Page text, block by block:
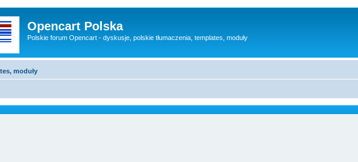
Opencart Polska
Polskie forum Opencart - dyskusje, polskie tłumaczenia, templates, moduły
moduły